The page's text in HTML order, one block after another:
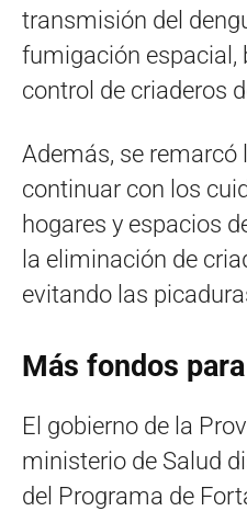
transmisión del
fumigación espacial,
control de criaderos
Además, se remarcó
continuar con los
hogares y espacios
la eliminación de
evitando las
Más fondos
El gobierno de la
ministerio de Salud
del Programa de